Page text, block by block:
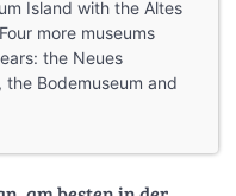
Island with the Altes
more museums
the Neues
Bodemuseum and